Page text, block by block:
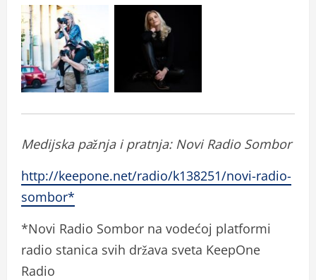
Medijska pažnja i pratnja: Novi Radio Sombor
http://keepone.net/radio/k138251/novi-radio-
sombor*
*Novi Radio Sombor na vodećoj platformi
radio stanica svih država sveta KeepOne
Radio